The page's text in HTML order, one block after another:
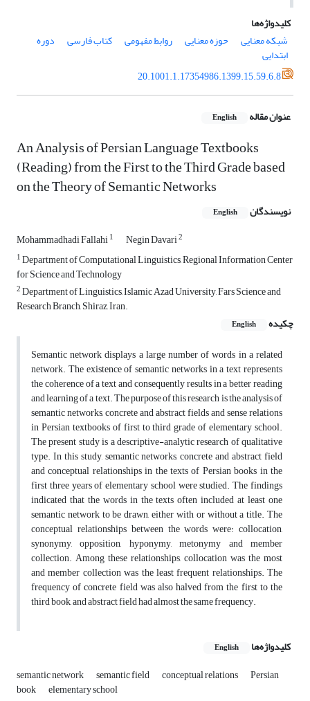
کلیدواژه‌ها
شبکه معنایی
حوزه معنایی روابط مفهومی کتاب فارسی دوره
ابتدایی
20.1001.1.17354986.1399.15.59.6.8
عنوان مقاله English
An Analysis of Persian Language Textbooks
(Reading) from the First to the Third Grade based
on the Theory of Semantic Networks
نویسندگان English
Mohammadhadi Fallahi1 Negin Davari2
1Department of Computational Linguistics, Regional Information Center
for Science and Technology
2Department of Linguistics, Islamic Azad University, Fars Science and
Research Branch, Shiraz, Iran.
چکیده
English
Semantic network displays a large number of words in a related
network. The existence of semantic networks in a text represents
the coherence of a text and consequently results in a better reading
and learning of a text. The purpose of this research is the analysis of
semantic networks, concrete and abstract fields and sense relations
in Persian textbooks of first to third grade of elementary school.
The present study is a descriptive-analytic research of qualitative
type. In this study, semantic networks, concrete and abstract field
and conceptual relationships in the texts of Persian books in the
first three years of elementary school were studied. The findings
indicated that the words in the texts often included at least one
semantic network to be drawn, either with or without a title. The
conceptual relationships between the words were: collocation,
synonymy, opposition, hyponymy, metonymy and member
collection. Among these relationships, collocation was the most
and member collection was the least frequent relationships. The
frequency of concrete field was also halved from the first to the
third book, and abstract field had almost the same frequency.
کلیدواژه‌ها English
semantic network semantic field conceptual relations Persian
book elementary school